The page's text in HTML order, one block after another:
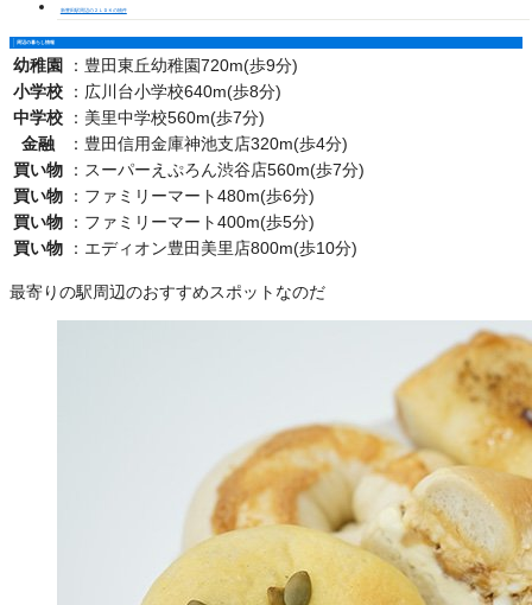
新豊田駅周辺の２ＬＤＫの物件
周辺の暮らし情報
幼稚園 ： 豊田東丘幼稚園720m(歩9分)
小学校
： 広川台小学校640m(歩8分)
中学校
： 美里中学校560m(歩7分)
金融
： 豊田信用金庫神池支店320m(歩4分)
買い物
： スーパーえぷろん渋谷店560m(歩7分)
買い物
： ファミリーマート480m(歩6分)
買い物
： ファミリーマート400m(歩5分)
買い物
： エディオン豊田美里店800m(歩10分)
最寄りの駅周辺のおすすめスポットなのだ